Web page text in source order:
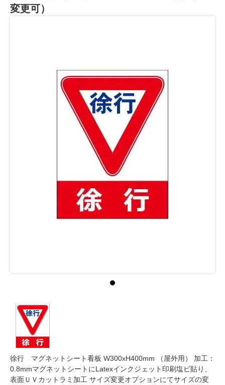
変更可）
徐行 マグネットシート看板 W300xH400mm （屋外用） 加工：
0.8mmマグネットシートにLatexインクジェット印刷塩ビ貼り、
表面ＵＶカットラミ加工 サイズ変更オプションにてサイズの変